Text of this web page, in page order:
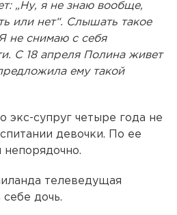
„Ну, я не знаю вообще,
или нет“. Слышать такое
не снимаю с себя
С 18 апреля Полина живет
ему такой
экс-супруг четыре года не
девочки. По ее
телеведущая
дочь.